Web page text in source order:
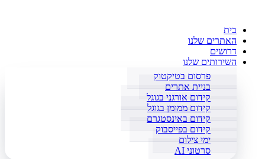
בית
האתרים שלנו
דרושים
השירותים שלנו
פרסום בטיקטוק
בניית אתרים
קידום אורגני בגוגל
קידום ממומן בגוגל
קידום באינסטגרם
קידום בפייסבוק
ימי צילום
סרטוני AI